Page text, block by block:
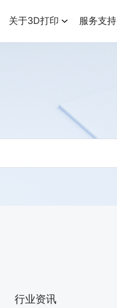
关于3D打印 服务支持
行业资讯